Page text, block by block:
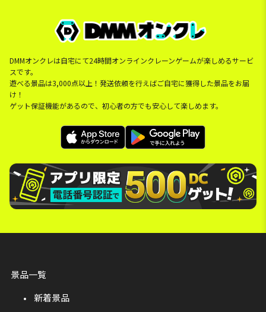
DMMオンクレは自宅にて24時間オンラインクレーンゲームが楽しめるサービ
スです。
遊べる景品は3,000点以上！発送依頼を行えばご自宅に獲得した景品をお届
け！
ゲット保証機能があるので、初心者の方でも安心して楽しめます。
景品一覧
新着景品